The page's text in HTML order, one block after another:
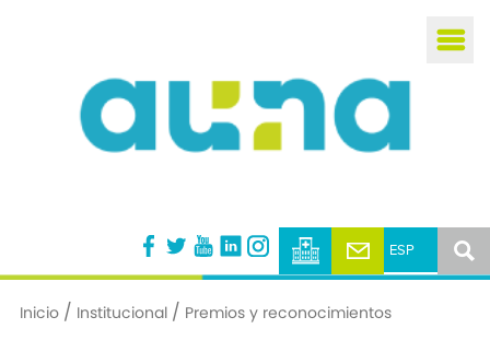
Inicio/ Institucional/ Premios y reconocimientos